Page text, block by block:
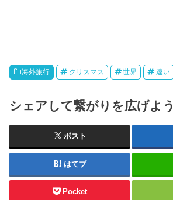
海外旅行 クリスマス 世界 違い
シェアして繋がりを広げよう
ポスト
はてブ
Pocket